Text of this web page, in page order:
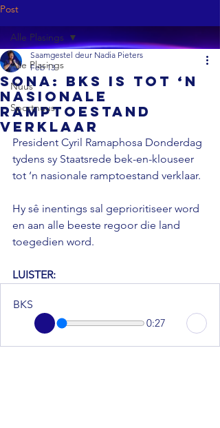
Post
Alle Plasings
Nuus
Sportnuus
Alle Plasings
SONA: BKS is tot ‘n
nasionale
ramptoestand
verklaar
Saamgestel deur Nadia Pieters
Feb 13
President Cyril Ramaphosa Donderdag
tydens sy Staatsrede bek-en-klouseer
tot ‘n nasionale ramptoestand verklaar.
Hy sê inentings sal geprioritiseer word
en aan alle beeste regoor die land
toegedien word.
LUISTER:
BKS
0:27